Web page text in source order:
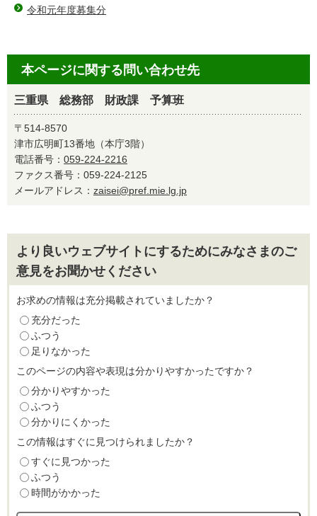
令和元年度募集分
本ページに関する問い合わせ先
三重県 総務部 財政課 予算班
〒514-8570
津市広明町13番地（本庁3階）
電話番号： 059-224-2216
ファクス番号：059-224-2125
メールアドレス： zaisei@pref.mie.lg.jp
より良いウェブサイトにするためにみなさまのご
意見をお聞かせください
お求めの情報は充分掲載されていましたか？
充分だった
ふつう
足りなかった
このページの内容や表現は分かりやすかったですか？
分かりやすかった
ふつう
分かりにくかった
この情報はすぐに見つけられましたか？
すぐに見つかった
ふつう
時間がかかった